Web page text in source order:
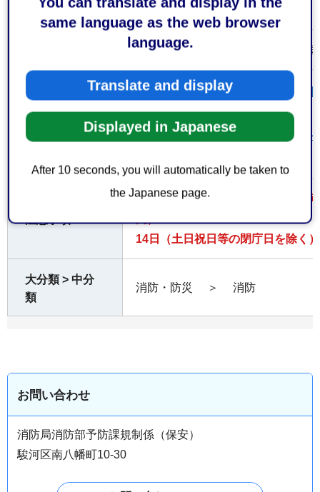
same language as the web browser
language.
Translate and display
Displayed in Japanese
After 10 seconds, you will automatically be taken to
the Japanese page.
だくもの
正副2部
内容によって手数料が係る場合が
参考となるホー
ムページ
静岡県危機管理部消防保安課(
サイトへリンク）
経済産業省産業保安(外部サイ
注意事項
事務処理に係る標準処理期間（許
14日（土日祝日等の閉庁日を除く）
大分類 > 中分
類
消防・防災 ＞ 消防
お問い合わせ
消防局消防部予防課規制係（保安）
駿河区南八幡町10-30